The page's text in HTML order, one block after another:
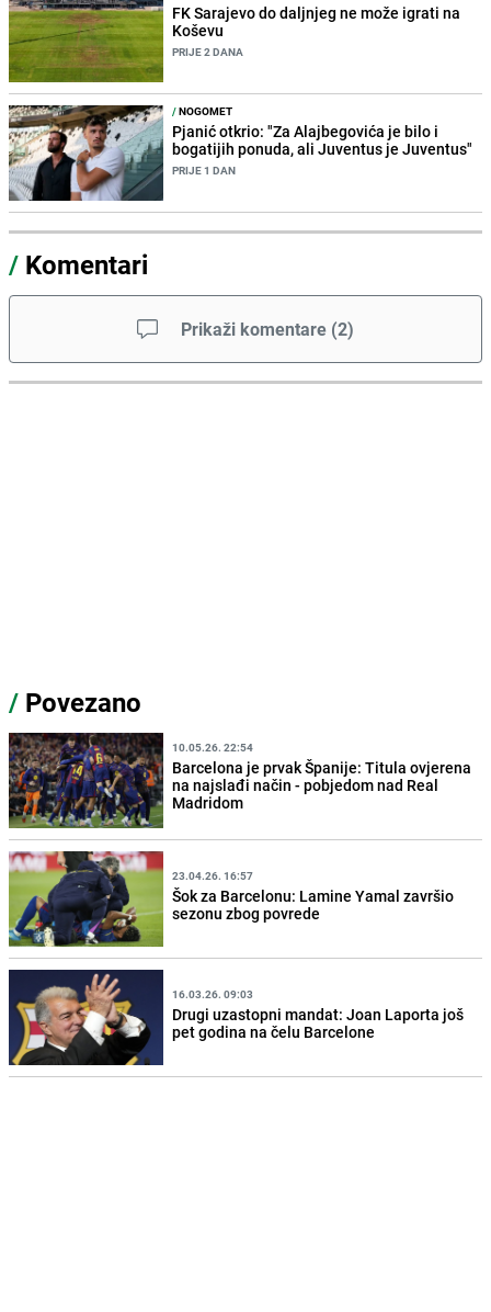
FK Sarajevo do daljnjeg ne može igrati na
Koševu
PRIJE 2 DANA
/NOGOMET
Pjanić otkrio: "Za Alajbegovića je bilo i
bogatijih ponuda, ali Juventus je Juventus"
PRIJE 1 DAN
/ Komentari
Prikaži komentare (2)
/ Povezano
10.05.26. 22:54
Barcelona je prvak Španije: Titula ovjerena
na najslađi način - pobjedom nad Real
Madridom
23.04.26. 16:57
Šok za Barcelonu: Lamine Yamal završio
sezonu zbog povrede
16.03.26. 09:03
Drugi uzastopni mandat: Joan Laporta još
pet godina na čelu Barcelone